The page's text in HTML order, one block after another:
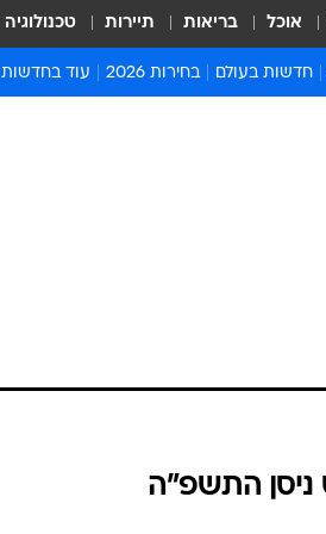
אוכל בריאות תיירות טכנולוגיה
חדשות בעולם בחירות 2026 עוד בחדשות